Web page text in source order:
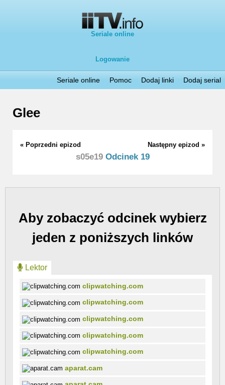
Seriale online
Logowanie
Seriale online Pomoc Dodaj linki Dodaj serial
Glee
« Poprzedni epizod Następny epizod »
s05e19Odcinek 19
Aby zobaczyć odcinek wybierz
jeden z poniższych linków
Lektor
clipwatching.com
clipwatching.com
clipwatching.com
clipwatching.com
clipwatching.com
aparat.cam